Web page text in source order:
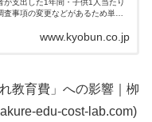
事項の変更などがあるため単純
www.kyobun.co.jp
教育費」への影響｜栁
edu-cost-lab.com)